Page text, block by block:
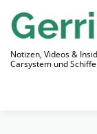
Inhalt
springen
Notizen, Videos &
Carsystem und